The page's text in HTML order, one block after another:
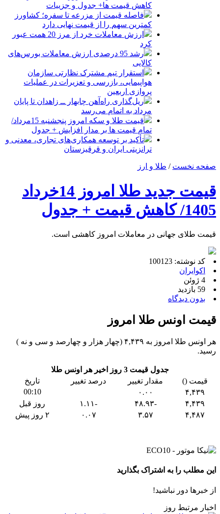
کاهش قیمت ها+ جدول و جزییات
فاصله قیمت از مزرعه تا سفره؛ کشاورز
کمترین سهم را از قیمت نهایی دارد
ارزش معاملات خرد از مرز 20 همت عبور
کرد
رشد 95 درصدی ارزش معاملات بورس‌های
کالایی
استقرار تیم مشترک نظارتی سازمان
هواپیمایی، بازرسی و تعزیرات در عملیات
پروازی اربعین
ریل‌گذاری راه‌آهن چابهار ــ زاهدان تا پایان
مرداد به اتمام می‌رسد
قیمت طلا و سکه امروز پنجشنبه 15مرداد/
تمام قیمت ها بر مدار افزایش + جدول
تأکید بر توسعه همکاری‌های تجاری، معدنی و
ترانزیتی ایران و قرقیزستان
صفحه نخست / طلا و ارز
قیمت جدید طلا امروز 14خرداد
1405/ کاهش قیمت + جدول
قیمت طلای جهانی در معاملات امروز کاهشی است.
کد نوشته: 100123
اکوایران
4 ژوئن
59 بازدید
بدون دیدگاه
قیمت اونس طلا امروز
هر اونس طلا امروز به ۴,۴۳۹ (چهار هزار و چهارصد و سی و نه )
رسید.
جدول قیمت 3 روز اخیر هر اونس طلا
قیمت ()
مقدار تغییر درصد تغییر
تاریخ
۴,۴۳۹
۰.۰۰
00:10
۴,۴۳۹
-۴۸.۹۳ -۱.۱۱
روز قبل
۴,۴۸۷
۳.۵۷ ۰.۰۷ ۲ روز پیش
این مطلب را به اشتراک بگذارید
از خبرها دور نباشید!
اخبار مرتبط روز